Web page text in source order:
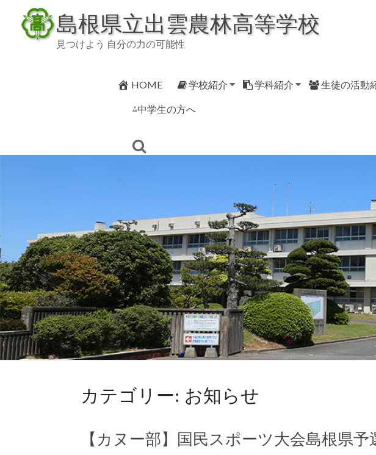
content
島根県立出雲農林高等学校
見つけよう 自分の力の可能性
HOME 学校紹介 学科紹介 生徒の活動
⁂中学生の方へ
カテゴリー: お知らせ
【カヌー部】国民スポーツ大会島根県